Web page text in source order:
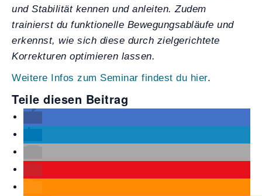
und Stabilität kennen und anleiten. Zudem
trainierst du funktionelle Bewegungsabläufe und
erkennst, wie sich diese durch zielgerichtete
Korrekturen optimieren lassen.
Weitere Infos zum Seminar findest du hier.
Teile diesen Beitrag